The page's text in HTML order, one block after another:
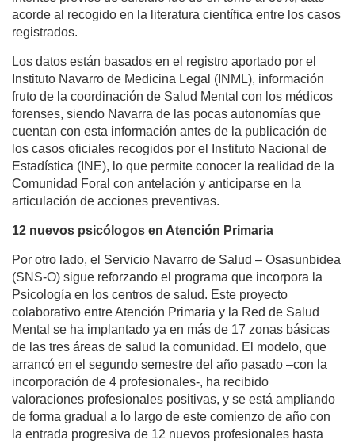
acorde al recogido en la literatura científica entre los casos
registrados.
Los datos están basados en el registro aportado por el
Instituto Navarro de Medicina Legal (INML), información
fruto de la coordinación de Salud Mental con los médicos
forenses, siendo Navarra de las pocas autonomías que
cuentan con esta información antes de la publicación de
los casos oficiales recogidos por el Instituto Nacional de
Estadística (INE), lo que permite conocer la realidad de la
Comunidad Foral con antelación y anticiparse en la
articulación de acciones preventivas.
12 nuevos psicólogos en Atención Primaria
Por otro lado, el Servicio Navarro de Salud – Osasunbidea
(SNS-O) sigue reforzando el programa que incorpora la
Psicología en los centros de salud. Este proyecto
colaborativo entre Atención Primaria y la Red de Salud
Mental se ha implantado ya en más de 17 zonas básicas
de las tres áreas de salud la comunidad. El modelo, que
arrancó en el segundo semestre del año pasado –con la
incorporación de 4 profesionales-, ha recibido
valoraciones profesionales positivas, y se está ampliando
de forma gradual a lo largo de este comienzo de año con
la entrada progresiva de 12 nuevos profesionales hasta